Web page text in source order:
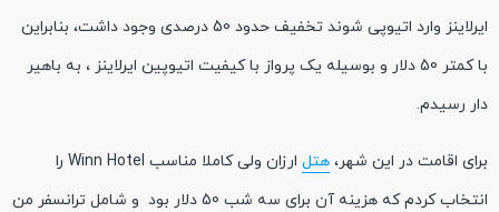
ایرلاینز وارد اتیوپی شوند تخفیف حدود 50 درصدی وجود داشت، بنابراین
با کمتر 50 دلار و بوسیله یک پرواز با کیفیت اتیوپین ایرلاینز ، به باهیر
دار رسیدم.
برای اقامت در این شهر، هتل
ارزان ولی کاملا مناسب Winn Hotel را
انتخاب کردم که هزینه آن برای سه شب 50 دلار بود و شامل ترانسفر من